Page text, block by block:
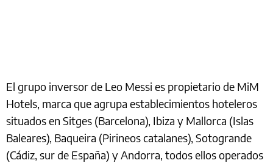
El grupo inversor de Leo Messi es propietario de MiM
Hotels, marca que agrupa establecimientos hoteleros
situados en Sitges (Barcelona), Ibiza y Mallorca (Islas
Baleares), Baqueira (Pirineos catalanes), Sotogrande
(Cádiz, sur de España) y Andorra, todos ellos operados